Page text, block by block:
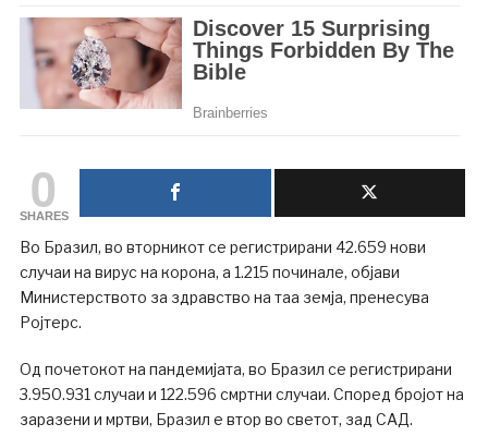
0
SHARES
Во Бразил, во вторникот се регистрирани 42.659 нови
случаи на вирус на корона, а 1.215 починале, објави
Министерството за здравство на таа земја, пренесува
Ројтерс.
Од почетокот на пандемијата, во Бразил се регистрирани
3.950.931 случаи и 122.596 смртни случаи. Според бројот на
заразени и мртви, Бразил е втор во светот, зад САД.